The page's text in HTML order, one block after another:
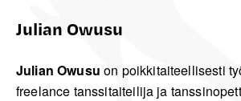
Julian Owusu
Julian Owusu on poikkitaiteellisesti
freelance tanssitaiteilija ja